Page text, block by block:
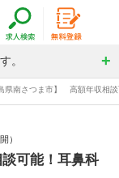
。
県南さつま市】 高額年収相
）
可能！耳鼻科